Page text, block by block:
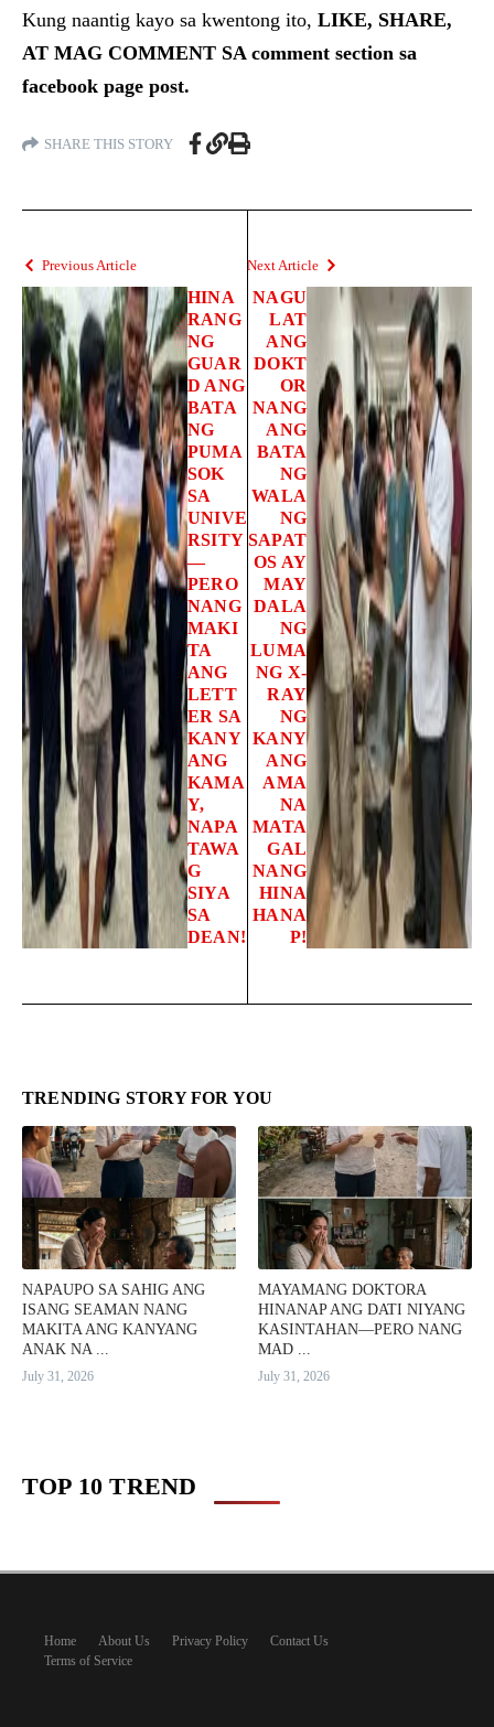
Kung naantig kayo sa kwentong ito, LIKE, SHARE,
AT MAG COMMENT SA comment section sa
facebook page post.
SHARE THIS STORY
Previous Article
HINA
RANG
NG
GUAR
D ANG
BATA
NG
PUMA
SOK
SA
UNIVE
RSITY
—
PERO
NANG
MAKI
TA
ANG
LETT
ER SA
KANY
ANG
KAMA
Y,
NAPA
TAWA
G
SIYA
SA
DEAN!
Next Article
NAGU
LAT
ANG
DOKT
OR
NANG
ANG
BATA
NG
WALA
NG
SAPAT
OS AY
MAY
DALA
NG
LUMA
NG X-
RAY
NG
KANY
ANG
AMA
NA
MATA
GAL
NANG
HINA
HANA
P!
TRENDING STORY FOR YOU
NAPAUPO SA SAHIG ANG
ISANG SEAMAN NANG
MAKITA ANG KANYANG
ANAK NA ...
July 31, 2026
MAYAMANG DOKTORA
HINANAP ANG DATI NIYANG
KASINTAHAN—PERO NANG
MAD ...
July 31, 2026
TOP 10 TREND
Home About Us Privacy Policy
Contact Us
Terms of Service